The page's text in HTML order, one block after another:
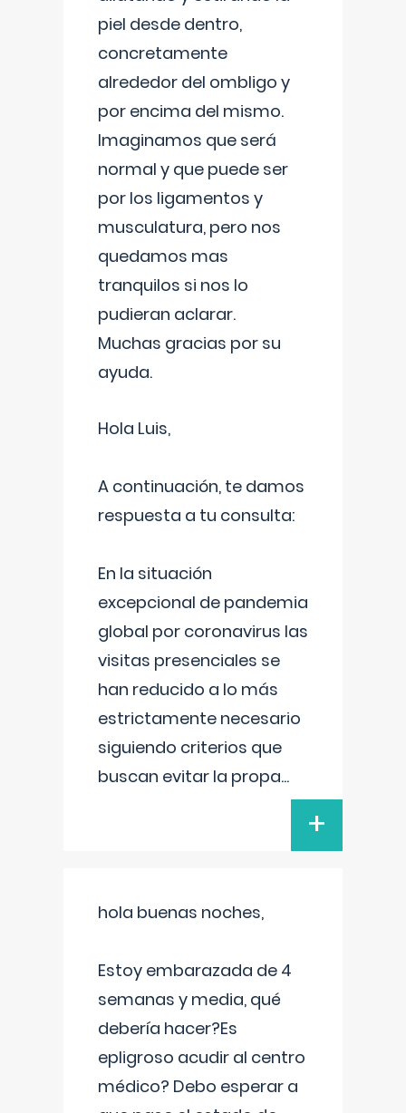
piel desde dentro,
concretamente
alrededor del ombligo y
por encima del mismo.
Imaginamos que será
normal y que puede ser
por los ligamentos y
musculatura, pero nos
quedamos mas
tranquilos si nos lo
pudieran aclarar.
Muchas gracias por su
ayuda.
Hola Luis,
A continuación, te damos
respuesta a tu consulta:
En la situación
excepcional de pandemia
global por coronavirus las
visitas presenciales se
han reducido a lo más
estrictamente necesario
siguiendo criterios que
buscan evitar la propa...
+
hola buenas noches,
Estoy embarazada de 4
semanas y media, qué
debería hacer?Es
epligroso acudir al centro
médico? Debo esperar a